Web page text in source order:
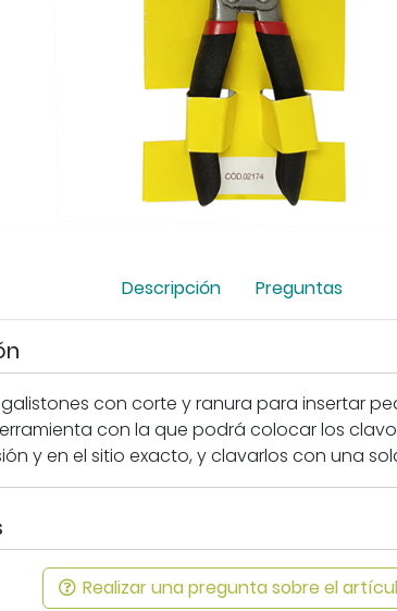
Descripción Preguntas
con corte y ranura para insertar
con la que podrá colocar los
y en el sitio exacto, y clavarlos con una
Realizar una pregunta sobre el